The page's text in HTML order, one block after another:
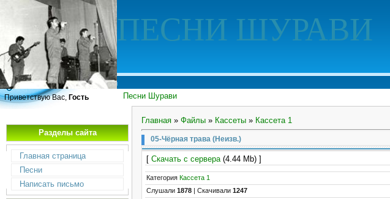
ПЕСНИ ШУРАВИ
Песни Шурави
Приветствую Вас, Гость
Разделы сайта
Главная страница
Песни
Написать письмо
Главная » Файлы » Кассеты » Кассета 1
05-Чёрная трава (Неизв.)
[ Скачать с сервера(4.44 Mb) ]
Категория Кассета 1
Слушали 1878 Скачивали 1247